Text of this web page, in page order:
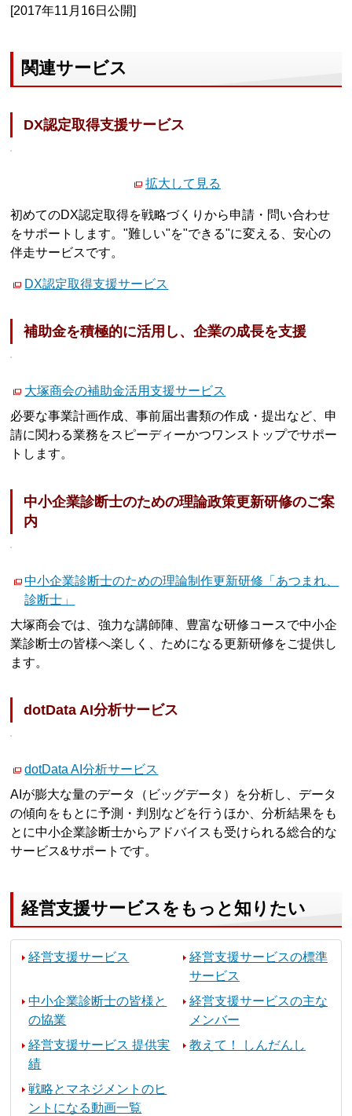
[2017年11月16日公開]
関連サービス
DX認定取得支援サービス
拡大して見る
初めてのDX認定取得を戦略づくりから申請・問い合わせ
をサポートします。"難しい"を"できる"に変える、安心の
伴走サービスです。
DX認定取得支援サービス
補助金を積極的に活用し、企業の成長を支援
大塚商会の補助金活用支援サービス
必要な事業計画作成、事前届出書類の作成・提出など、申
請に関わる業務をスピーディーかつワンストップでサポー
トします。
中小企業診断士のための理論政策更新研修のご案
内
中小企業診断士のための理論制作更新研修「あつまれ、
診断士」
大塚商会では、強力な講師陣、豊富な研修コースで中小企
業診断士の皆様へ楽しく、ためになる更新研修をご提供し
ます。
dotData AI分析サービス
dotData AI分析サービス
AIが膨大な量のデータ（ビッグデータ）を分析し、データ
の傾向をもとに予測・判別などを行うほか、分析結果をも
とに中小企業診断士からアドバイスも受けられる総合的な
サービス&サポートです。
経営支援サービスをもっと知りたい
経営支援サービス
経営支援サービスの標準
サービス
中小企業診断士の皆様と
の協業
経営支援サービスの主な
メンバー
経営支援サービス 提供実
績
教えて！ しんだんし
戦略とマネジメントのヒ
ントになる動画一覧